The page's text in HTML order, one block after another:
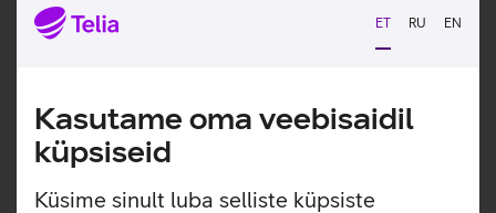
ET RU EN
Kasutame oma veebisaidil
küpsiseid
Küsime sinult luba selliste küpsiste
Vali seadmete kättesaamise viis